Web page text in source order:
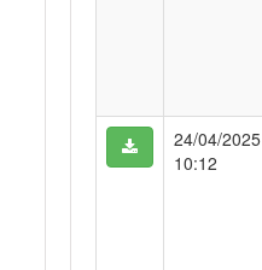
24/04/2025
10:12